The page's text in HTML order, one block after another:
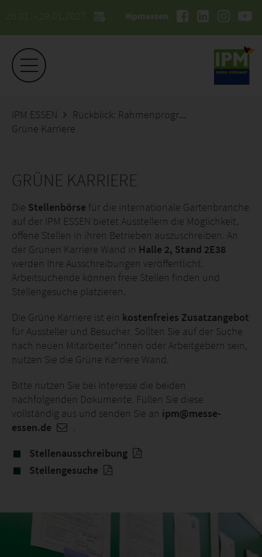
26.01. - 29.01.2027 #ipmessen
IPM ESSEN
Rückblick: Rahmenprogramm 2026
Grüne Karriere
GRÜNE KARRIERE
Die Stellenbörse für die internationale Gartenbranche
auf der IPM ESSEN bietet Ausstellern die Möglichkeit,
offene Stellen in ihren Betrieben auszuschreiben. An
der Grünen Karriere Wand in Halle 2, Stand 2E38
werden Ihre Ausschreibungen veröffentlicht.
Arbeitsuchende können freie Stellen finden und
Stellengesuche platzieren.
Die Grüne Karriere ist ein kostenfreies Zusatzangebot
für Aussteller und Besucher. Sollten Sie auf der Suche
nach neuen Mitarbeiter*innen oder Arbeitgebern sein,
nutzen Sie die Grüne Karriere Wand.
Bitte nutzen Sie bei Interesse die beiden
nachfolgenden Dokumente. Füllen Sie diese
vollständig aus und senden Sie an ipm@messe-
essen.de
Stellenausschreibung
Stellengesuche